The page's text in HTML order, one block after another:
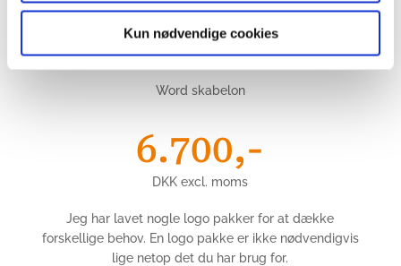
Kun nødvendige cookies
Design af visitkort
Powerpoint eller Keynote skabelon
Word skabelon
6.700,-
DKK excl. moms
Jeg har lavet nogle logo pakker for at dække
forskellige behov. En logo pakke er ikke nødvendigvis
lige netop det du har brug for.